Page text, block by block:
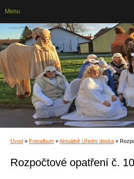
Úvod » Fotoalbum »Aktuálně Úřední deska »
Rozpočtové opatření č.
Menu